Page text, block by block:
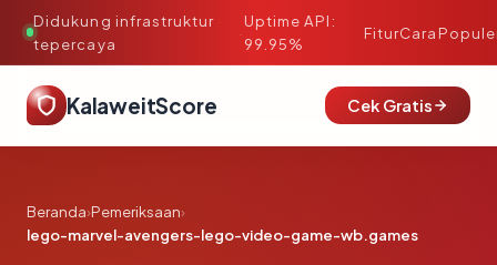
Didukung infrastruktur
tepercaya
·
Uptime API:
99.95%
FiturCara
KalaweitScore Cek Gratis
Beranda›Pemeriksaan›
lego-marvel-avengers-lego-video-game-wb.games